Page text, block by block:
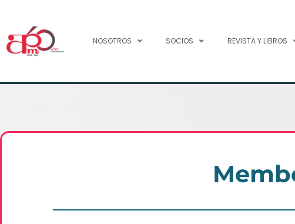
NOSOTROS SOCIOS REVISTA Y LIBROS